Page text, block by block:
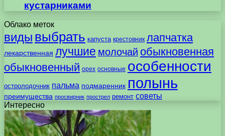
кустарниками
Облако меток
виды выбрать капуста крестовник лапчатка
лекарственная лучшие молочай обыкновенная
обыкновенный орех основные особенности
остролодочник пальма подмаренник полынь
преимущества просвирник прострел ремонт советы
Интересно